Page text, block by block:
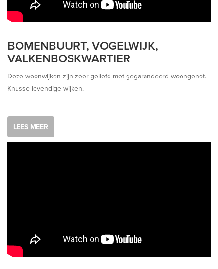
BOMENBUURT, VOGELWIJK,
VALKENBOSKWARTIER
Deze woonwijken zijn zeer geliefd met gegarandeerd woongenot.
Knusse levendige wijken.
LEES MEER